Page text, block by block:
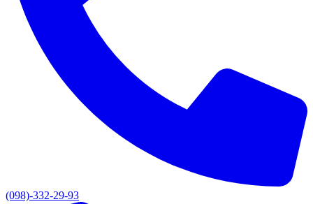
(098)-332-29-93